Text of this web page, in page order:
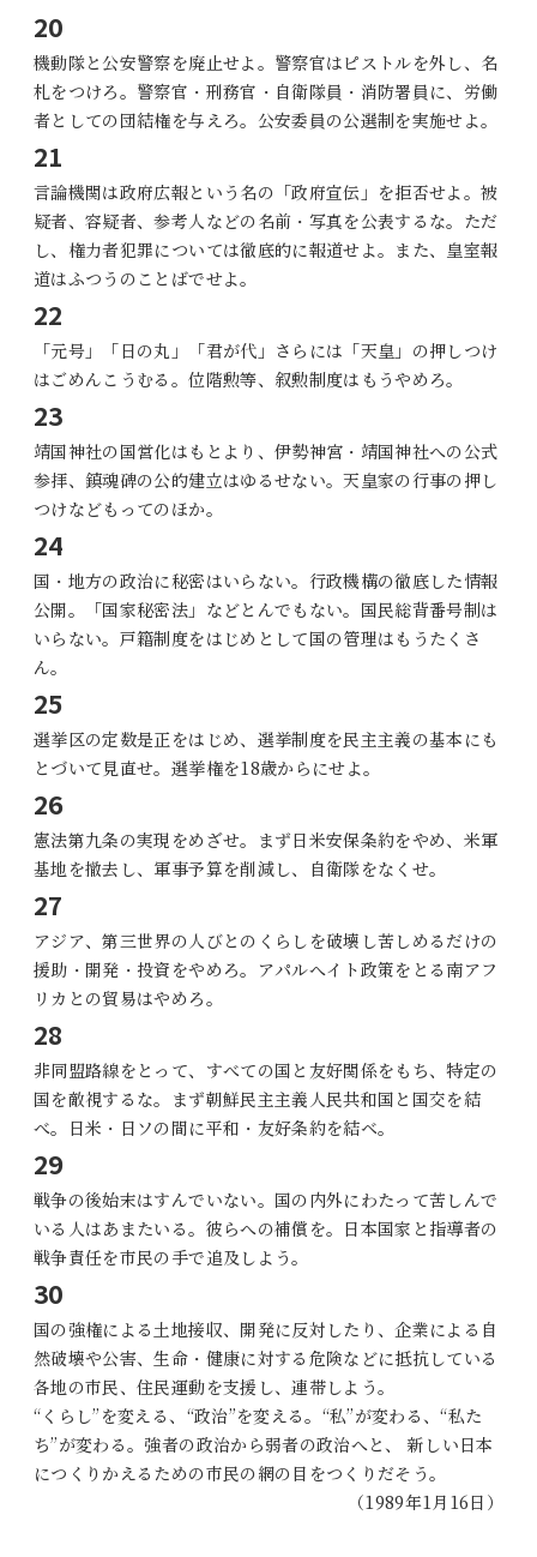
20
機動隊と公安警察を廃止せよ。警察官はピストルを外し、名
札をつけろ。警察官・刑務官・自衛隊員・消防署員に、労働
者としての団結権を与えろ。公安委員の公選制を実施せよ。
21
言論機関は政府広報という名の「政府宣伝」を拒否せよ。被
疑者、容疑者、参考人などの名前・写真を公表するな。ただ
し、権力者犯罪については徹底的に報道せよ。また、皇室報
道はふつうのことばでせよ。
22
「元号」「日の丸」「君が代」さらには「天皇」の押しつけ
はごめんこうむる。位階勲等、叙勲制度はもうやめろ。
23
靖国神社の国営化はもとより、伊勢神宮・靖国神社への公式
参拝、鎮魂碑の公的建立はゆるせない。天皇家の行事の押し
つけなどもってのほか。
24
国・地方の政治に秘密はいらない。行政機構の徹底した情報
公開。「国家秘密法」などとんでもない。国民総背番号制は
いらない。戸籍制度をはじめとして国の管理はもうたくさ
ん。
25
選挙区の定数是正をはじめ、選挙制度を民主主義の基本にも
とづいて見直せ。選挙権を18歳からにせよ。
26
憲法第九条の実現をめざせ。まず日米安保条約をやめ、米軍
基地を撤去し、軍事予算を削減し、自衛隊をなくせ。
27
アジア、第三世界の人びとのくらしを破壊し苦しめるだけの
援助・開発・投資をやめろ。アパルへイト政策をとる南アフ
リカとの貿易はやめろ。
28
非同盟路線をとって、すべての国と友好関係をもち、特定の
国を敵視するな。まず朝鮮民主主義人民共和国と国交を結
べ。日米・日ソの間に平和・友好条約を結ベ。
29
戦争の後始末はすんでいない。国の内外にわたって苦しんで
いる人はあまたいる。彼らへの補償を。日本国家と指導者の
戦争責任を市民の手で追及しよう。
30
国の強権による土地接収、開発に反対したり、企業による自
然破壊や公害、生命・健康に対する危険などに抵抗している
各地の市民、住民運動を支援し、連帯しよう。
“くらし”を変える、“政治”を変える。“私”が変わる、“私た
ち”が変わる。強者の政治から弱者の政治へと、 新しい日本
につくりかえるための市民の網の目をつくりだそう。
（1989年1月16日）